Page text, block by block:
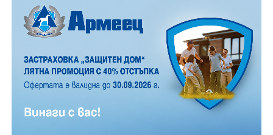
12 АВГУСТ (сряда)
19:00ч. „Книга за книга“ – донеси книга, вземи си
друга, обсъди заглавия и автори с други читатели
20:00ч. Концерт на група МОЛЕЦ, GoGo,
Zov&Vakavliev, Toria
21:30ч. Коктейли и музика